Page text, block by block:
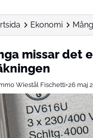
Ekonomi
missar det
Wiestål Fischetti•26 maj